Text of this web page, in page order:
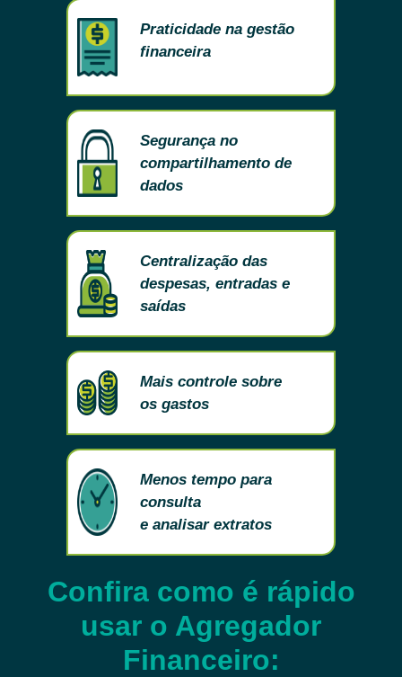
Praticidade na gestão
financeira
Segurança no
compartilhamento de
dados
Centralização das
despesas, entradas e
saídas
Mais controle sobre
os gastos
Menos tempo para
consulta
e analisar extratos
Confira como é rápido
usar o Agregador
Financeiro: